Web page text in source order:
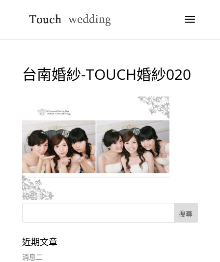
台南婚紗-TOUCH婚紗020
近期文章
消息二